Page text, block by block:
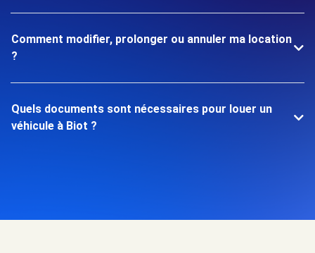
Comment modifier, prolonger ou annuler ma location
?
Quels documents sont nécessaires pour louer un
véhicule à Biot ?